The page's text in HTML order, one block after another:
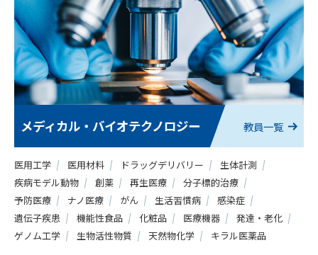
メディカル・バイオテクノロジー 教員一覧
医用工学 医用材料 ドラッグデリバリー
生体計測
疾病モデル動物
創薬 再生医療
分子標的治療
予防医療
ナノ医療 がん 生活習慣病
感染症
遺伝子疾患
機能性食品 化粧品 医療機器
発達・老化
ゲノム工学
生物活性物質 天然物化学 キラル医薬品